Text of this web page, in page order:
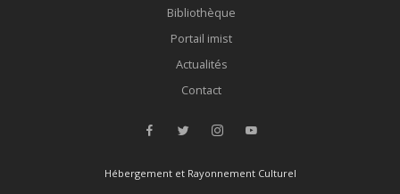
Bibliothèque
Portail imist
Actualités
Contact
Hébergement et Rayonnement Culturel